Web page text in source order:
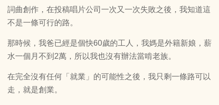
詞曲創作，在投稿唱片公司一次又一次失敗之後，我知道這
不是一條可行的路。
那時候，我爸已經是個快60歲的工人，我媽是外籍新娘，薪
水一個月不到2萬，所以我也沒有辦法當啃老族。
在完全沒有任何「就業」的可能性之後，我只剩一條路可以
走，就是創業。